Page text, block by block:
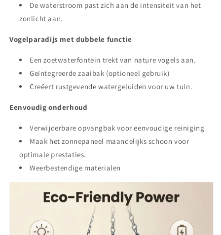
De waterstroom past zich aan de intensiteit van het
zonlicht aan.
Vogelparadijs met dubbele functie
Een zoetwaterfontein trekt van nature vogels aan.
Geïntegreerde zaaibak (optioneel gebruik)
Creëert rustgevende watergeluiden voor uw tuin.
Eenvoudig onderhoud
Verwijderbare opvangbak voor eenvoudige reiniging
Maak het zonnepaneel maandelijks schoon voor
optimale prestaties.
Weerbestendige materialen